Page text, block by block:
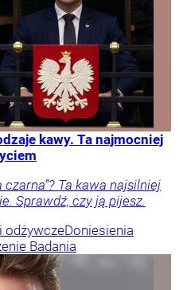
kawy. Ta najmocniej
czarna”? Ta kawa najsilniej
Sprawdź, czy ją pijesz.
odżywczeDoniesienia
Badania